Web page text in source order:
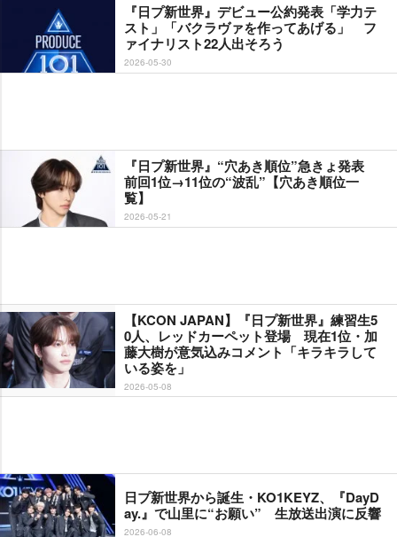
『日プ新世界』デビュー公約発表「学力テ
スト」「バクラヴァを作ってあげる」 フ
ァイナリスト22人出そろう
2026-05-30
『日プ新世界』“穴あき順位”急きょ発表
前回1位→11位の“波乱”【穴あき順位一
覧】
2026-05-21
【KCON JAPAN】『日プ新世界』練習生5
0人、レッドカーペット登場 現在1位・加
藤大樹が意気込みコメント「キラキラして
いる姿を」
2026-05-08
日プ新世界から誕生・KO1KEYZ、『DayD
ay.』で山里に“お願い” 生放送出演に反響
2026-06-08